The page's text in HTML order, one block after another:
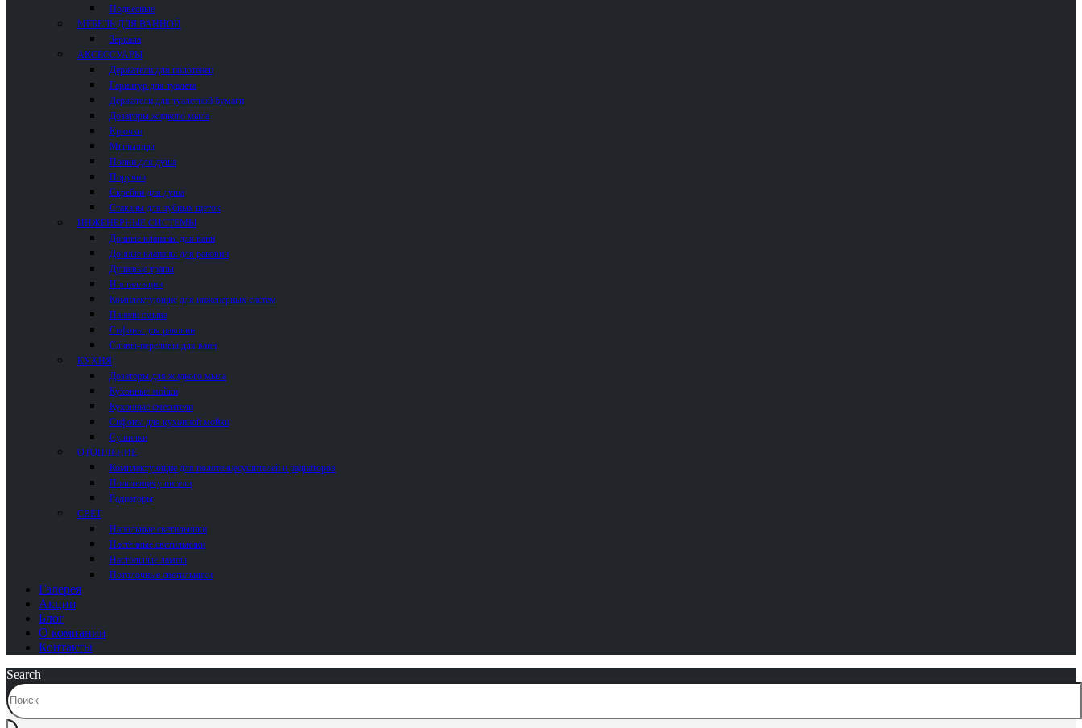
Подвесные
МЕБЕЛЬ ДЛЯ ВАННОЙ
Зеркала
АКСЕССУАРЫ
Держатели для полотенец
Гарнитур для туалета
Держатели для туалетной бумаги
Дозаторы жидкого мыла
Крючки
Мыльницы
Полки для душа
Поручни
Скребки для душа
Стаканы для зубных щеток
ИНЖЕНЕРНЫЕ СИСТЕМЫ
Донные клапаны для ванн
Донные клапаны для раковин
Душевые трапы
Инсталляции
Комплектующие для инженерных систем
Панели смыва
Сифоны для раковин
Сливы-переливы для ванн
КУХНЯ
Дозаторы для жидкого мыла
Кухонные мойки
Кухонные смесители
Сифоны для кухонной мойки
Сушилки
ОТОПЛЕНИЕ
Комплектующие для полотенцесушителей и радиаторов
Полотенцесушители
Радиаторы
СВЕТ
Напольные светильники
Настенные светильники
Настольные лампы
Потолочные светильники
Галерея
Акции
Блог
О компании
Контакты
Search